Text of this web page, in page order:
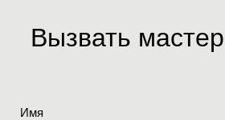
Вызвать
Имя